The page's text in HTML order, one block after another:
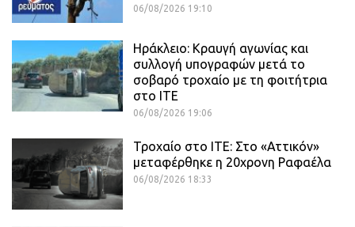
06/08/2026 19:10
Ηράκλειο: Κραυγή αγωνίας και
συλλογή υπογραφών μετά το
σοβαρό τροχαίο με τη φοιτήτρια
στο ΙΤΕ
06/08/2026 19:06
Τροχαίο στο ΙΤΕ: Στο «Αττικόν»
μεταφέρθηκε η 20χρονη Ραφαέλα
06/08/2026 18:33